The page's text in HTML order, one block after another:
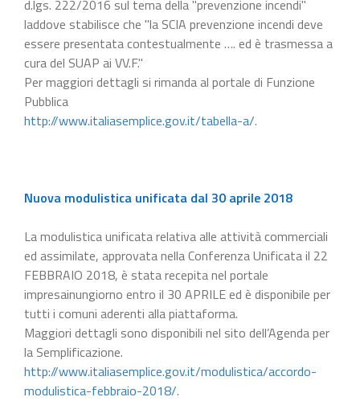
d.lgs. 222/2016 sul tema della "prevenzione incendi"
laddove stabilisce che "la SCIA prevenzione incendi deve
essere presentata contestualmente …. ed è trasmessa a
cura del SUAP ai VV.F."
Per maggiori dettagli si rimanda al portale di Funzione
Pubblica
http://www.italiasemplice.gov.it/tabella-a/.
Nuova modulistica unificata dal 30 aprile 2018
La modulistica unificata relativa alle attività commerciali
ed assimilate, approvata nella Conferenza Unificata il 22
FEBBRAIO 2018, è stata recepita nel portale
impresainungiorno entro il 30 APRILE ed è disponibile per
tutti i comuni aderenti alla piattaforma.
Maggiori dettagli sono disponibili nel sito dell’Agenda per
la Semplificazione.
http://www.italiasemplice.gov.it/modulistica/accordo-
modulistica-febbraio-2018/.